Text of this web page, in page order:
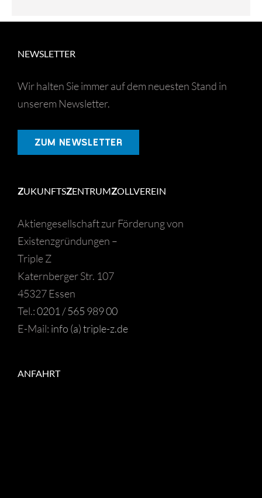
NEWSLETTER
Wir halten Sie immer auf dem neuesten Stand in
unserem Newsletter.
ZUM NEWSLETTER
ZUKUNFTSZENTRUMZOLLVEREIN
Aktiengesellschaft zur Förderung von
Existenzgründungen –
Triple Z
Katernberger Str. 107
45327 Essen
Tel.:0201 / 565 989 00
E-Mail: info (a) triple-z.de
ANFAHRT